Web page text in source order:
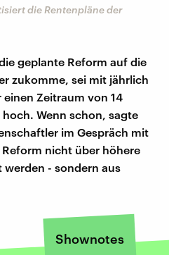
die Rentenpläne der
geplante Reform auf die
zukomme, sei mit jährlich
Zeitraum von 14
Wenn schon, sagte
im Gespräch mit
Reform nicht über höhere
- sondern aus
Shownotes